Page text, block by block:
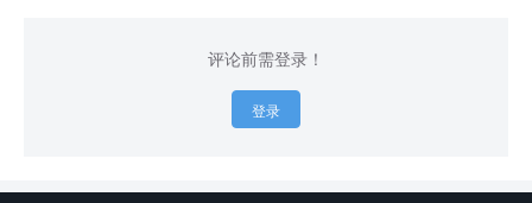
评论前需登录！
登录